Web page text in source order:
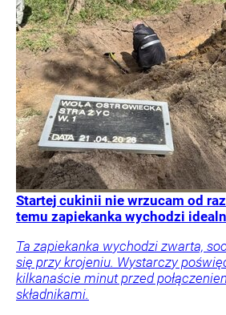
Startej cukinii nie wrzucam od
temu zapiekanka wychodzi
Ta zapiekanka wychodzi zwarta,
się przy krojeniu. Wystarczy
kilkanaście minut przed
składnikami.